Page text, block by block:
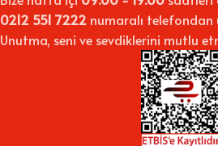
0212 551 7222 numaralı telefondan
Unutma, seni ve sevdiklerini mutlu